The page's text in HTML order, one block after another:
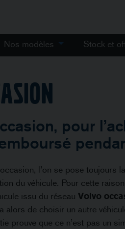
Nos modèles Stock et
pour
l’on se pose
du véhicule. Pour cette
issu du réseau Volvo
alors de choisir un autre
prouve que ce n’est pas un